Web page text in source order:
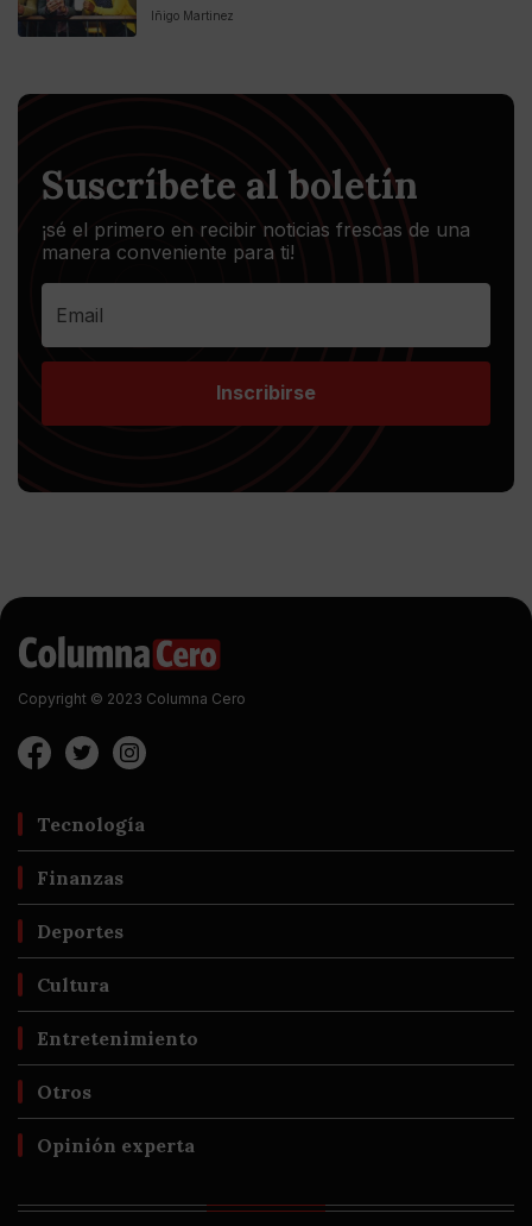
Iñigo Martinez
Suscríbete al boletín
¡sé el primero en recibir noticias frescas de una
manera conveniente para ti!
Inscribirse
Copyright © 2023 Columna Cero
Tecnología
Finanzas
Deportes
Cultura
Entretenimiento
Otros
Opinión experta